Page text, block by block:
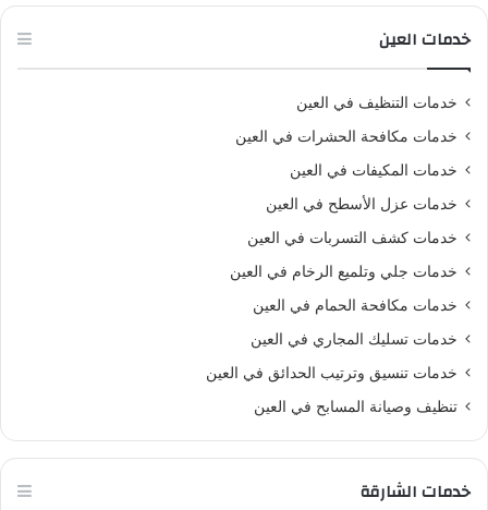
خدمات العين
خدمات التنظيف في العين
خدمات مكافحة الحشرات في العين
خدمات المكيفات في العين
خدمات عزل الأسطح في العين
خدمات كشف التسربات في العين
خدمات جلي وتلميع الرخام في العين
خدمات مكافحة الحمام في العين
خدمات تسليك المجاري في العين
خدمات تنسيق وترتيب الحدائق في العين
تنظيف وصيانة المسابح في العين
خدمات الشارقة